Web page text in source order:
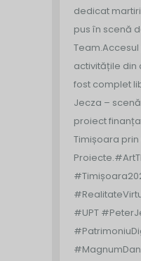
dedicat
pus în scenă
Team.
activitățile din
fost complet
Jecza –
proiect
Timișoara
Proiecte.
#UPT